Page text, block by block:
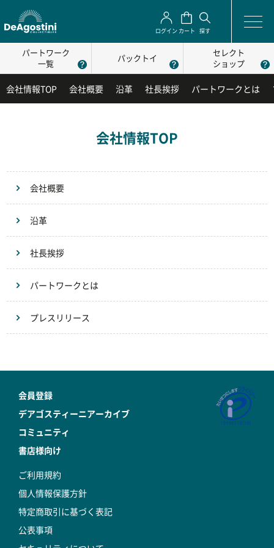
ログイン カート 探す
パートワーク
一覧
パックトイ
セレクト
ショップ
会社情報TOP 会社概要 沿革 社長挨拶 パートワークとは
会社情報TOP
会社概要
沿革
社長挨拶
パートワークとは
プレスリリース
会員登録
デアゴスティーニアーカイブ
コミュニティ
書店様向け
ご利用規約
個人情報保護方針
特定商取引に基づく表記
公表事項